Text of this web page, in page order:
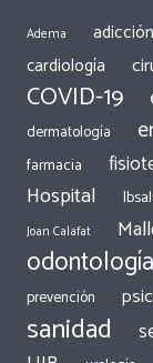
Adema adicción
cardiología
COVID-19
dermatología
farmacia
Hospital
Joan Calafat
odontología
prevención
sanidad